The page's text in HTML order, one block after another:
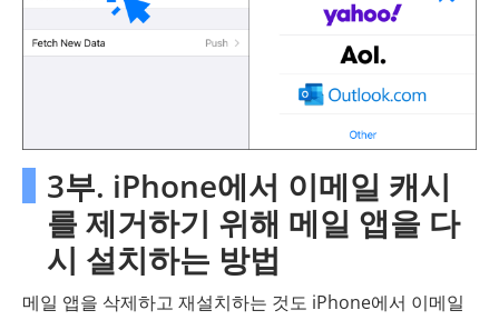
3부. iPhone에서 이메일 캐시
를 제거하기 위해 메일 앱을 다
시 설치하는 방법
메일 앱을 삭제하고 재설치하는 것도 iPhone에서 이메일